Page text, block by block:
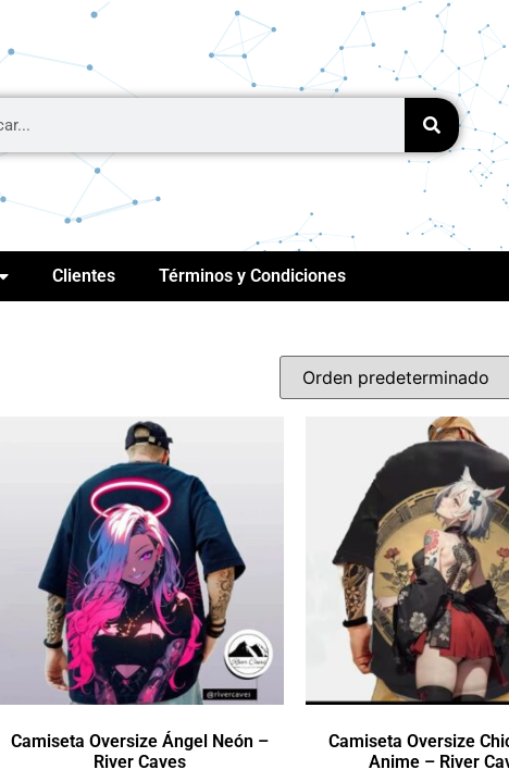
Clientes Términos y Condiciones
Camiseta Oversize Ángel Neón –
River Caves
Camiseta Oversize
Anime – River